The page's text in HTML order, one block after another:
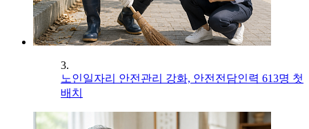
3.
노인일자리 안전관리 강화, 안전전담인력 613명 첫
배치